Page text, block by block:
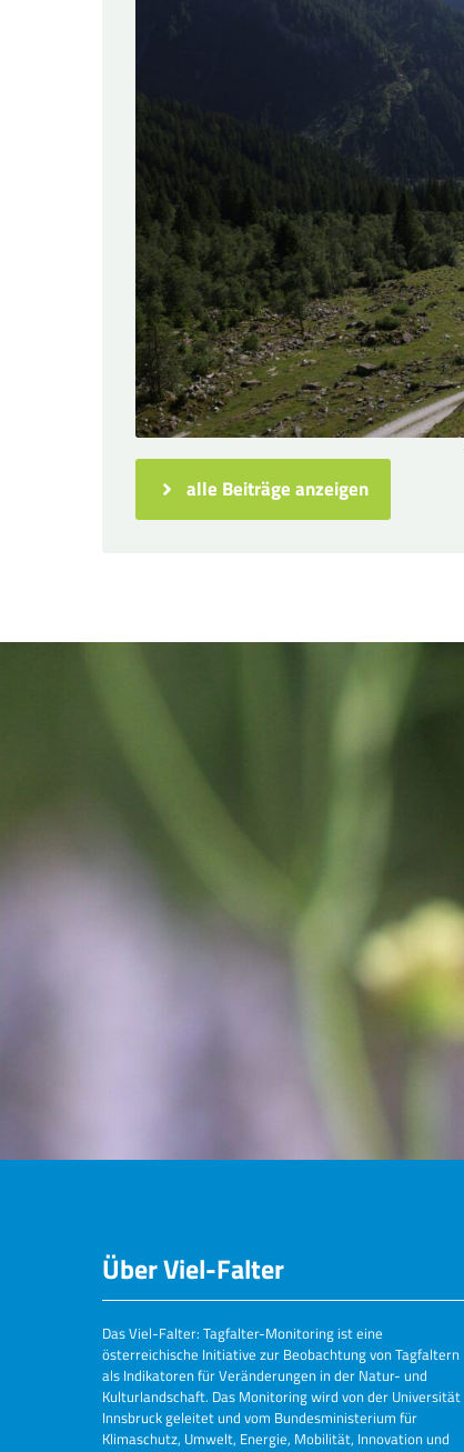
alle Beiträge anzeigen
Über Viel-Falter
Das Viel-Falter: Tagfalter-Monitoring ist eine
österreichische Initiative zur Beobachtung von Tagfaltern
als Indikatoren für Veränderungen in der Natur- und
Kulturlandschaft. Das Monitoring wird von der Universität
Innsbruck geleitet und vom Bundesministerium für
Klimaschutz, Umwelt, Energie, Mobilität, Innovation und